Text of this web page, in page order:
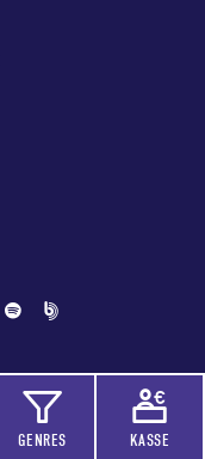
GENRES KASSE